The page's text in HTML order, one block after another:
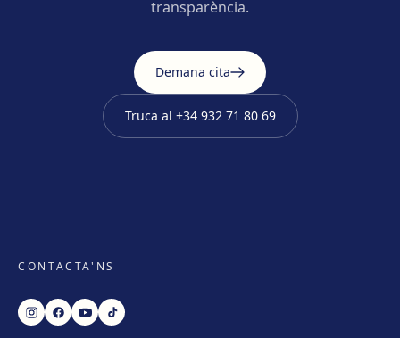
transparència.
Demana cita
Truca al +34 932 71 80 69
CONTACTA'NS